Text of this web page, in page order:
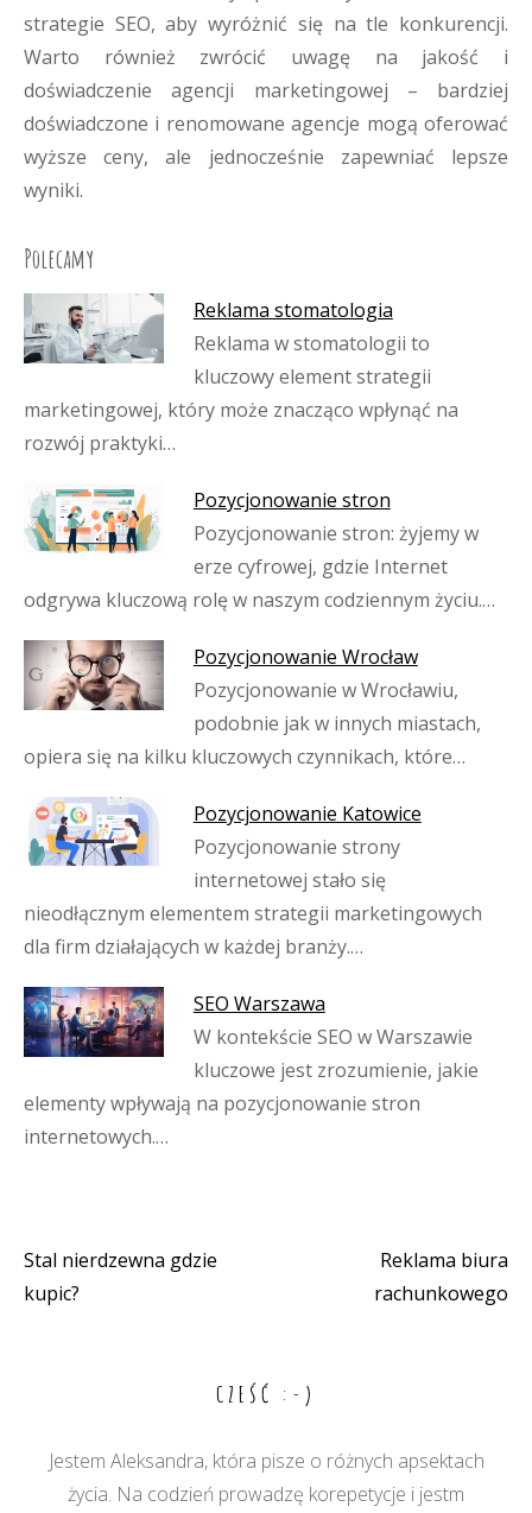
strategie SEO, aby wyróżnić się na tle konkurencji.
Warto również zwrócić uwagę na jakość i
doświadczenie agencji marketingowej – bardziej
doświadczone i renomowane agencje mogą oferować
wyższe ceny, ale jednocześnie zapewniać lepsze
wyniki.
Polecamy
Reklama stomatologia
Reklama w stomatologii to
kluczowy element strategii
marketingowej, który może znacząco wpłynąć na
rozwój praktyki…
Pozycjonowanie stron
Pozycjonowanie stron: żyjemy w
erze cyfrowej, gdzie Internet
odgrywa kluczową rolę w naszym codziennym życiu.…
Pozycjonowanie Wrocław
Pozycjonowanie w Wrocławiu,
podobnie jak w innych miastach,
opiera się na kilku kluczowych czynnikach, które…
Pozycjonowanie Katowice
Pozycjonowanie strony
internetowej stało się
nieodłącznym elementem strategii marketingowych
dla firm działających w każdej branży.…
SEO Warszawa
W kontekście SEO w Warszawie
kluczowe jest zrozumienie, jakie
elementy wpływają na pozycjonowanie stron
internetowych.…
Nawigacja
Stal nierdzewna gdzie
kupic?
Reklama biura
rachunkowego
CZEŚĆ :-)
Jestem Aleksandra, która pisze o różnych apsektach
życia. Na codzień prowadzę korepetycje i jestm